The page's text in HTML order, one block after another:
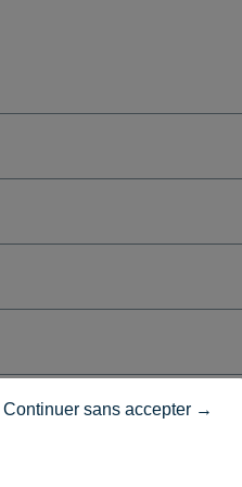
Continuer sans accepter →